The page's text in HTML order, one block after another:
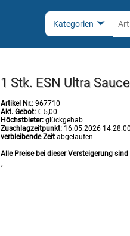
1 Stk. ESN Ultra
Artikel Nr.: 967710
Akt. Gebot: € 5,00
Höchstbieter: glückgehab
Zuschlagzeitpunkt: 16.05.2026 14:28:00
verbleibende Zeit abgelaufen
Alle Preise bei dieser Versteigerung